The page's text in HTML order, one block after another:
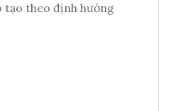
tạo theo định hướng